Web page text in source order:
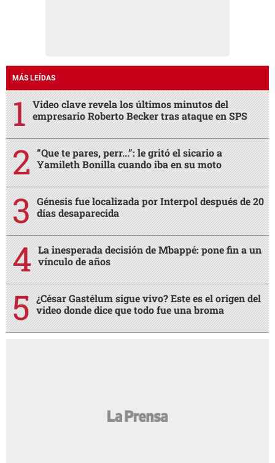
MÁS LEÍDAS
Video clave revela los últimos minutos del
empresario Roberto Becker tras ataque en SPS
“Que te pares, perr...”: le gritó el sicario a
Yamileth Bonilla cuando iba en su moto
Génesis fue localizada por Interpol después de 20
días desaparecida
La inesperada decisión de Mbappé: pone fin a un
vínculo de años
¿César Gastélum sigue vivo? Este es el origen del
video donde dice que todo fue una broma